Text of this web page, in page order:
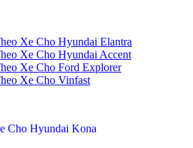
Xe Cho Hyundai Elantra
Xe Cho Hyundai Accent
Xe Cho Ford Explorer
Xe Cho Vinfast
Cho Hyundai Kona